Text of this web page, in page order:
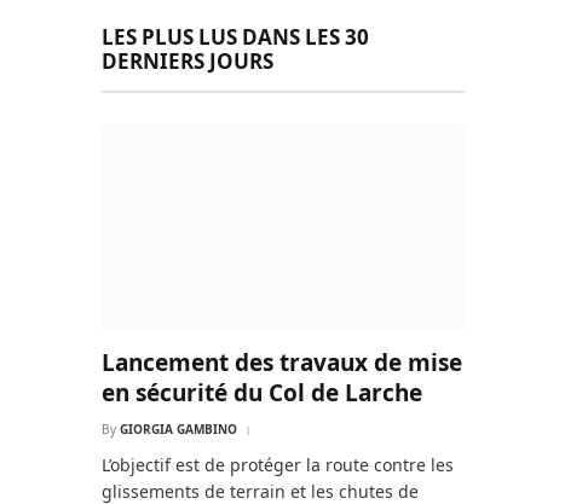
LES PLUS LUS DANS LES 30
DERNIERS JOURS
Lancement des travaux de mise
en sécurité du Col de Larche
By GIORGIA GAMBINO
L’objectif est de protéger la route contre les
glissements de terrain et les chutes de